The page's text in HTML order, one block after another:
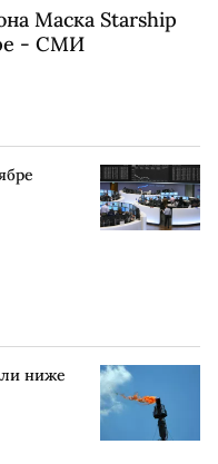
Маска Starship
- СМИ
ниже